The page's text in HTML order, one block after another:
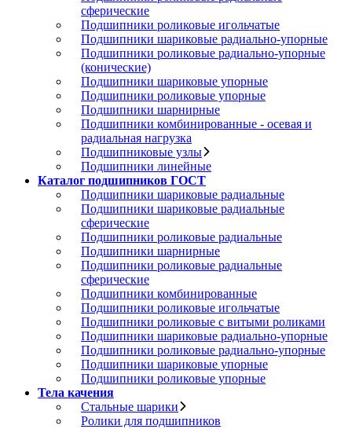
сферические
Подшипники роликовые игольчатые
Подшипники шариковые радиально-упорные
Подшипники роликовые радиально-упорные
(конические)
Подшипники шариковые упорные
Подшипники роликовые упорные
Подшипники шарнирные
Подшипники комбинированные - осевая и
радиальная нагрузка
Подшипниковые узлы
Подшипники линейные
Каталог подшипников ГОСТ
Подшипники шариковые радиальные
Подшипники шариковые радиальные
сферические
Подшипники роликовые радиальные
Подшипники шарнирные
Подшипники роликовые радиальные
сферические
Подшипники комбинированные
Подшипники роликовые игольчатые
Подшипники роликовые с витыми роликами
Подшипники шариковые радиально-упорные
Подшипники роликовые радиально-упорные
Подшипники шариковые упорные
Подшипники роликовые упорные
Тела качения
Стальные шарики
Ролики для подшипников